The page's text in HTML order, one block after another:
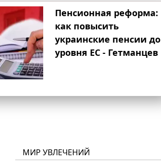
Пенсионная реформа:
как повысить
украинские пенсии до
уровня ЕС - Гетманцев
МИР УВЛЕЧЕНИЙ